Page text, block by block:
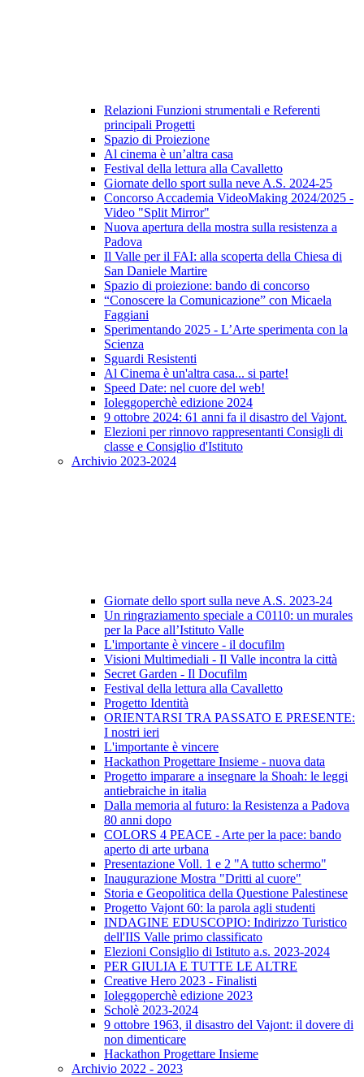
Relazioni Funzioni strumentali e Referenti
principali Progetti
Spazio di Proiezione
Al cinema è un’altra casa
Festival della lettura alla Cavalletto
Giornate dello sport sulla neve A.S. 2024-25
Concorso Accademia VideoMaking 2024/2025 -
Video "Split Mirror"
Nuova apertura della mostra sulla resistenza a
Padova
Il Valle per il FAI: alla scoperta della Chiesa di
San Daniele Martire
Spazio di proiezione: bando di concorso
“Conoscere la Comunicazione” con Micaela
Faggiani
Sperimentando 2025 - L’Arte sperimenta con la
Scienza
Sguardi Resistenti
Al Cinema è un'altra casa... si parte!
Speed Date: nel cuore del web!
Ioleggoperchè edizione 2024
9 ottobre 2024: 61 anni fa il disastro del Vajont.
Elezioni per rinnovo rappresentanti Consigli di
classe e Consiglio d'Istituto
Archivio 2023-2024
Giornate dello sport sulla neve A.S. 2023-24
Un ringraziamento speciale a C0110: un murales
per la Pace all’Istituto Valle
L'importante è vincere - il docufilm
Visioni Multimediali - Il Valle incontra la città
Secret Garden - Il Docufilm
Festival della lettura alla Cavalletto
Progetto Identità
ORIENTARSI TRA PASSATO E PRESENTE:
I nostri ieri
L'importante è vincere
Hackathon Progettare Insieme - nuova data
Progetto imparare a insegnare la Shoah: le leggi
antiebraiche in italia
Dalla memoria al futuro: la Resistenza a Padova
80 anni dopo
COLORS 4 PEACE - Arte per la pace: bando
aperto di arte urbana
Presentazione Voll. 1 e 2 "A tutto schermo"
Inaugurazione Mostra "Dritti al cuore"
Storia e Geopolitica della Questione Palestinese
Progetto Vajont 60: la parola agli studenti
INDAGINE EDUSCOPIO: Indirizzo Turistico
dell'IIS Valle primo classificato
Elezioni Consiglio di Istituto a.s. 2023-2024
PER GIULIA E TUTTE LE ALTRE
Creative Hero 2023 - Finalisti
Ioleggoperchè edizione 2023
Scholè 2023-2024
9 ottobre 1963, il disastro del Vajont: il dovere di
non dimenticare
Hackathon Progettare Insieme
Archivio 2022 - 2023